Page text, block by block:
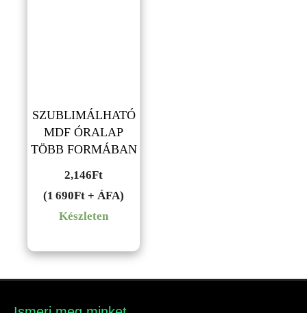
SZUBLIMÁLHATÓ
MDF ÓRALAP
TÖBB FORMÁBAN
2,146Ft
(1 690Ft + ÁFA)
Készleten